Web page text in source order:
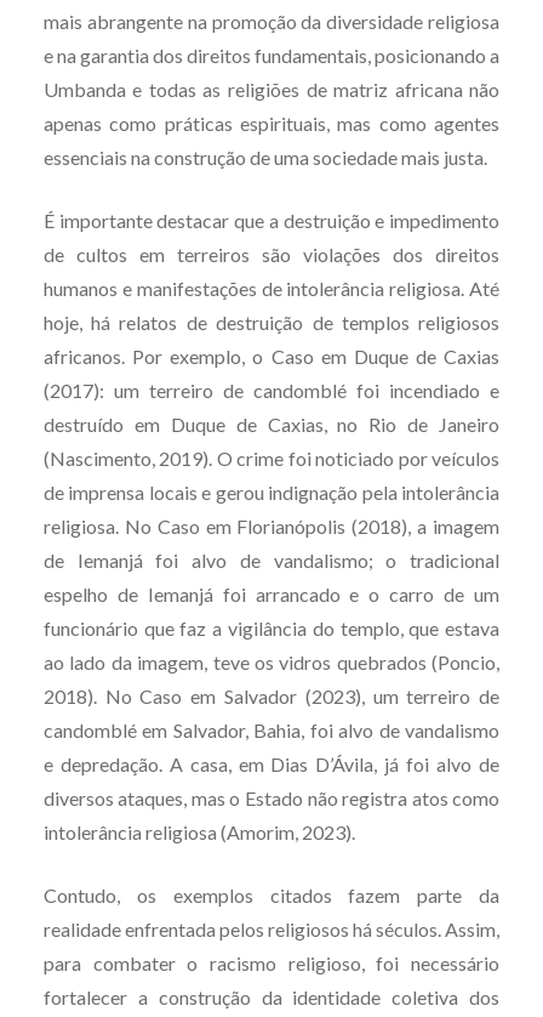
mais abrangente na promoção da diversidade religiosa
e na garantia dos direitos fundamentais, posicionando a
Umbanda e todas as religiões de matriz africana não
apenas como práticas espirituais, mas como agentes
essenciais na construção de uma sociedade mais justa.
É importante destacar que a destruição e impedimento
de cultos em terreiros são violações dos direitos
humanos e manifestações de intolerância religiosa. Até
hoje, há relatos de destruição de templos religiosos
africanos. Por exemplo, o Caso em Duque de Caxias
(2017): um terreiro de candomblé foi incendiado e
destruído em Duque de Caxias, no Rio de Janeiro
(Nascimento, 2019). O crime foi noticiado por veículos
de imprensa locais e gerou indignação pela intolerância
religiosa. No Caso em Florianópolis (2018), a imagem
de Iemanjá foi alvo de vandalismo; o tradicional
espelho de Iemanjá foi arrancado e o carro de um
funcionário que faz a vigilância do templo, que estava
ao lado da imagem, teve os vidros quebrados (Poncio,
2018). No Caso em Salvador (2023), um terreiro de
candomblé em Salvador, Bahia, foi alvo de vandalismo
e depredação. A casa, em Dias D’Ávila, já foi alvo de
diversos ataques, mas o Estado não registra atos como
intolerância religiosa (Amorim, 2023).
Contudo, os exemplos citados fazem parte da
realidade enfrentada pelos religiosos há séculos. Assim,
para combater o racismo religioso, foi necessário
fortalecer a construção da identidade coletiva dos